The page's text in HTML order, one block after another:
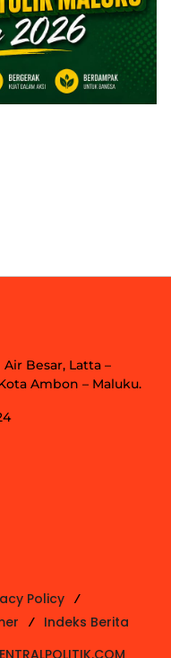
Besar, Latta –
Ambon – Maluku.
Policy
Indeks Berita